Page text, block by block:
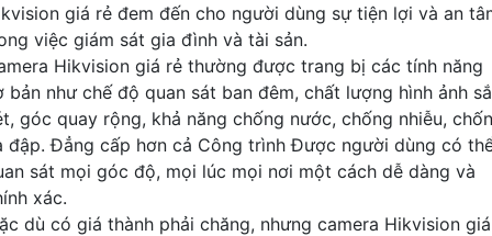
giá rẻ đem đến cho người dùng sự tiện lợi và an
việc giám sát gia đình và tài sản.
Hikvision giá rẻ thường được trang bị các tính năng
bản như chế độ quan sát ban đêm, chất lượng hình ảnh
góc quay rộng, khả năng chống nước, chống nhiễu,
đập. Đẳng cấp hơn cả Công trình Được người dùng có
sát mọi góc độ, mọi lúc mọi nơi một cách dễ dàng và
xác.
dù có giá thành phải chăng, nhưng camera Hikvision giá